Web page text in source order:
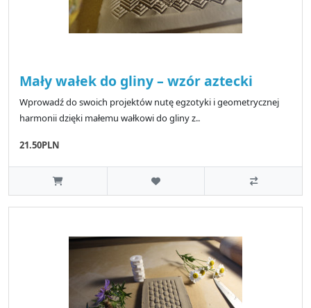
Mały wałek do gliny – wzór aztecki
Wprowadź do swoich projektów nutę egzotyki i geometrycznej
harmonii dzięki małemu wałkowi do gliny z..
21.50PLN